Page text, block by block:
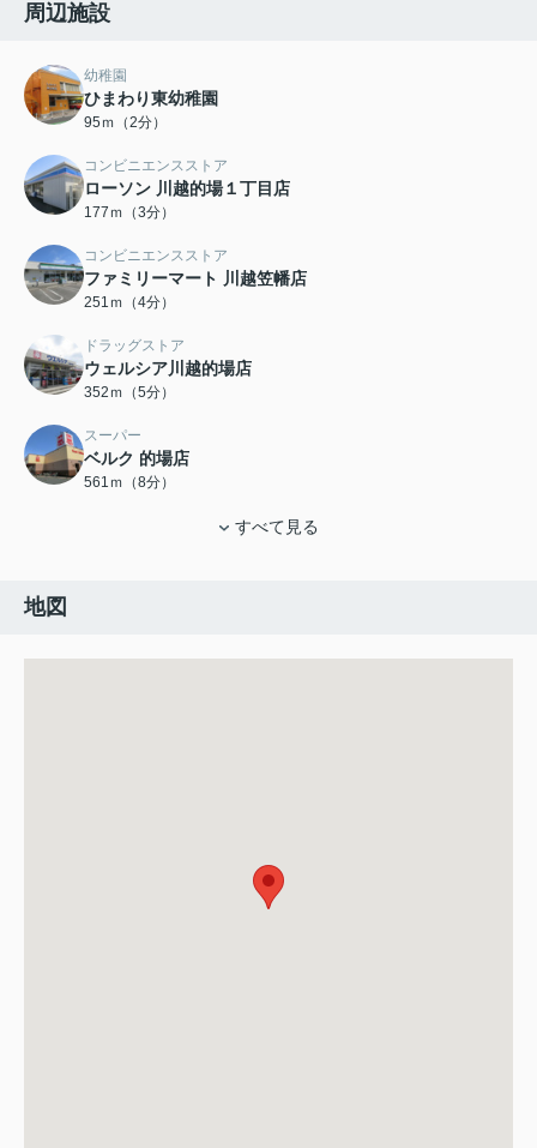
周辺施設
幼稚園
ひまわり東幼稚園
95ｍ（2分）
コンビニエンスストア
ローソン 川越的場１丁目店
177ｍ（3分）
コンビニエンスストア
ファミリーマート 川越笠幡店
251ｍ（4分）
ドラッグストア
ウェルシア川越的場店
352ｍ（5分）
スーパー
ベルク 的場店
561ｍ（8分）
すべて見る
地図